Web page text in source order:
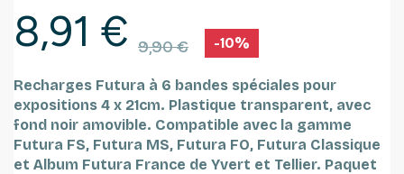
8,91 € 9,90 € -10%
Recharges Futura à 6 bandes spéciales pour
expositions 4 x 21cm. Plastique transparent, avec
fond noir amovible. Compatible avec la gamme
Futura FS, Futura MS, Futura FO, Futura Classique
et Album Futura France de Yvert et Tellier. Paquet